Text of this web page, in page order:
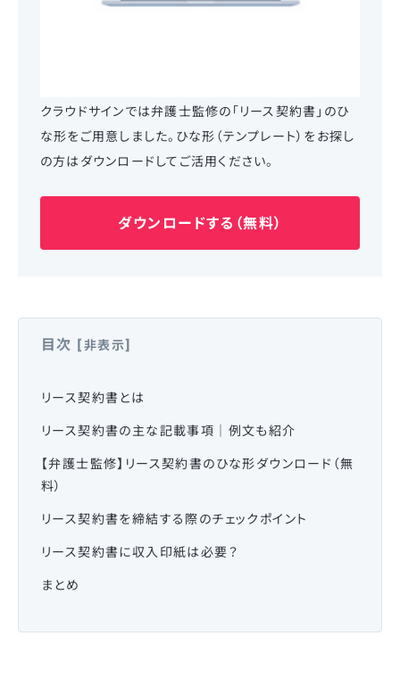
クラウドサインでは弁護士監修の「リース契約書」のひ
な形をご用意しました。ひな形（テンプレート）をお探し
の方はダウンロードしてご活用ください。
ダウンロードする（無料）
目次 [非表示]
リース契約書とは
リース契約書の主な記載事項｜例文も紹介
【弁護士監修】リース契約書のひな形ダウンロード（無
料）
リース契約書を締結する際のチェックポイント
リース契約書に収入印紙は必要？
まとめ